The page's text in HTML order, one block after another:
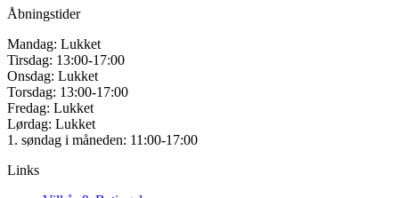
Åbningstider
Mandag: Lukket
Tirsdag: 13:00-17:00
Onsdag: Lukket
Torsdag: 13:00-17:00
Fredag: Lukket
Lørdag: Lukket
1. søndag i måneden: 11:00-17:00
Links